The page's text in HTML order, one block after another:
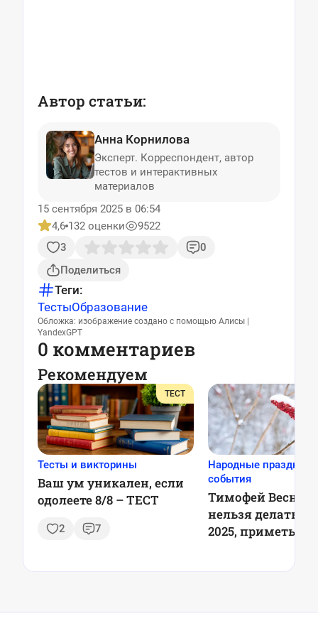
Автор статьи:
Анна Корнилова
Эксперт. Корреспондент, автор
тестов и интерактивных
материалов
15 сентября 2025 в 06:54
4,6 132 оценки
9522
3
0
Поделиться
Теги:
ТестыОбразование
Обложка: изображение создано с помощью Алисы |
YandexGPT
0 комментариев
Рекомендуем
ТЕСТ
Тесты и викторины
Ваш ум уникален, если
одолеете 8/8 – ТЕСТ
2 7
Народные
события
Тимофей
нельзя делать 6
2025, приметы